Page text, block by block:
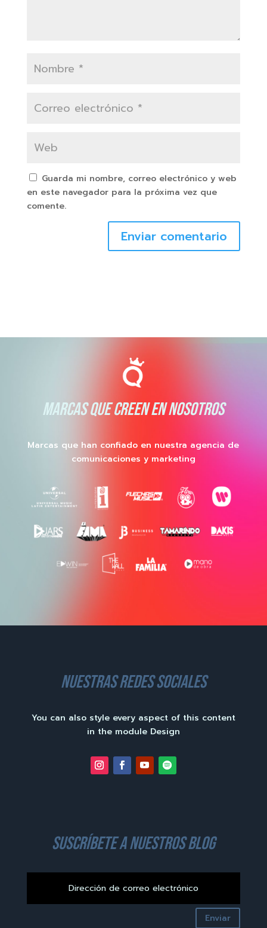
Guarda mi nombre, correo electrónico y web
en este navegador para la próxima vez que
comente.
Enviar comentario
MARCAS QUE CREEN EN NOSOTROS
Marcas que han confiado en nuestra agencia de
comunicaciones y marketing
nuestras redes sociales
You can also style every aspect of this content
in the module Design
suscríbete a nuestros blog
Enviar